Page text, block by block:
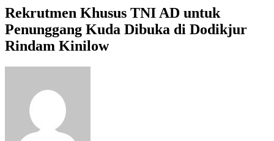
Rekrutmen Khusus TNI AD untuk
Penunggang Kuda Dibuka di Dodikjur
Rindam Kinilow